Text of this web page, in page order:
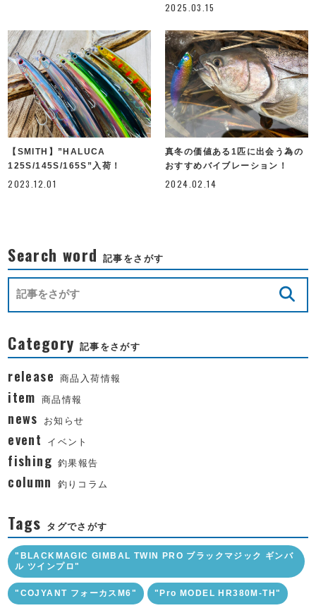
2025.03.15
【SMITH】”HALUCA
125S/145S/165S”入荷！
2023.12.01
真冬の価値ある1匹に出会う為の
おすすめバイブレーション！
2024.02.14
Search word 記事をさがす
Category 記事をさがす
release 商品入荷情報
item 商品情報
news お知らせ
event イベント
fishing 釣果報告
column 釣りコラム
Tags タグでさがす
"BLACKMAGIC GIMBAL TWIN PRO ブラックマジック ギンバ
ル ツインプロ"
"COJYANT フォーカスM6" "Pro MODEL HR380M-TH"